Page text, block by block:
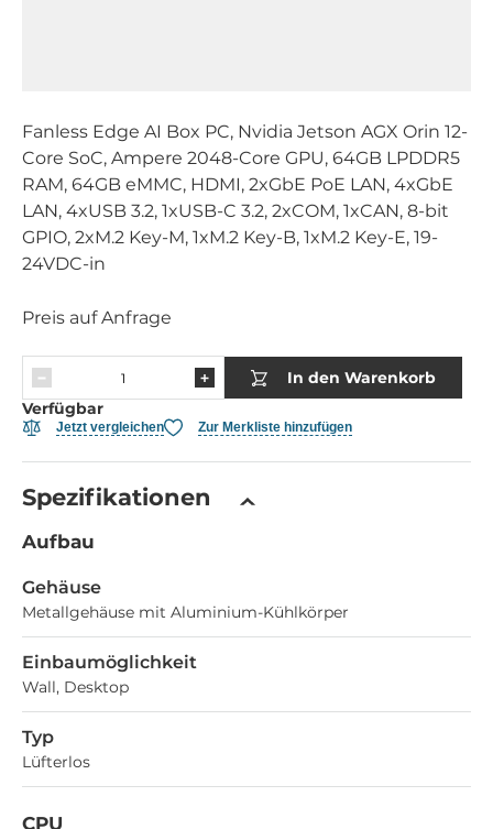
Fanless Edge AI Box PC, Nvidia Jetson AGX Orin 12-
Core SoC, Ampere 2048-Core GPU, 64GB LPDDR5
RAM, 64GB eMMC, HDMI, 2xGbE PoE LAN, 4xGbE
LAN, 4xUSB 3.2, 1xUSB-C 3.2, 2xCOM, 1xCAN, 8-bit
GPIO, 2xM.2 Key-M, 1xM.2 Key-B, 1xM.2 Key-E, 19-
24VDC-in
Preis auf Anfrage
In den Warenkorb
Verfügbar
Jetzt vergleichen Zur Merkliste hinzufügen
Spezifikationen
Aufbau
Gehäuse
Metallgehäuse mit Aluminium-Kühlkörper
Einbaumöglichkeit
Wall, Desktop
Typ
Lüfterlos
CPU